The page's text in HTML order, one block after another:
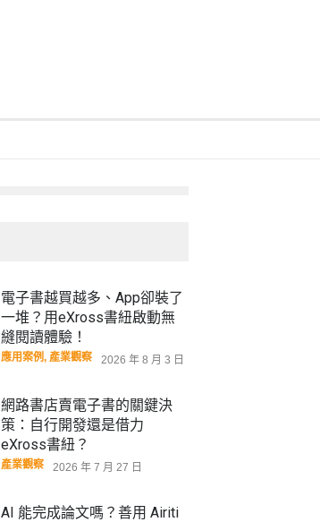
電子書越買越多、App卻裝了
一堆？用eXross書紐啟動無
縫閱讀體驗！
應用案例, 產業觀察 2026 年 8 月 3 日
網路書店賣電子書的關鍵決
策：自行開發還是借力
eXross書紐？
產業觀察 2026 年 7 月 27 日
AI 能完成論文嗎？善用 Airiti